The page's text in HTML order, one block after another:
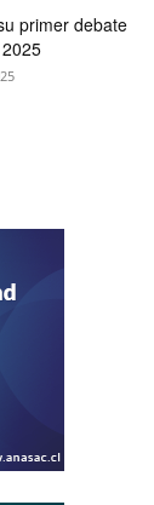
primer debate